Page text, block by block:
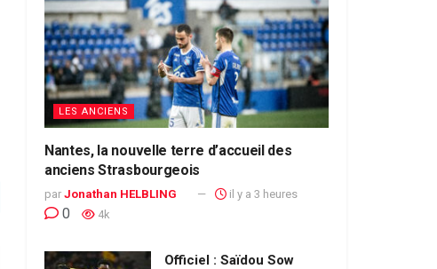
LES ANCIENS
Nantes, la nouvelle terre d’accueil des
anciens Strasbourgeois
par Jonathan HELBLING il y a 3 heures
0 4k
Officiel : Saïdou Sow